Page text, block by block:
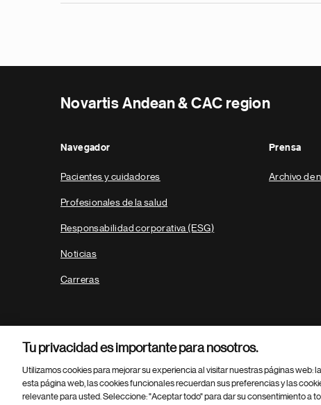
Novartis Andean & CAC region
Navegador
Pacientes y cuidadores
Profesionales de la salud
Responsabilidad corporativa (ESG)
Noticias
Carreras
Prensa
Archivo de
Parte
© 2026 Novartis AG
Tu privacidad es importante para nosotros.
Utilizamos cookies para mejorar su experiencia al visitar nuestras páginas web:
esta página web, las cookies funcionales recuerdan sus preferencias y las
relevante para usted. Seleccione: "Aceptar todo" para dar su consentimiento a